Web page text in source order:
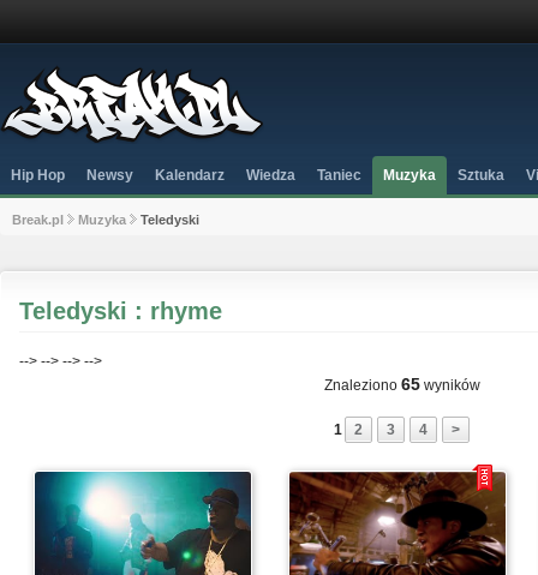
Hip Hop Newsy Kalendarz Wiedza Taniec Muzyka Sztuka
Break.pl Muzyka Teledyski
Teledyski : rhyme
--> --> --> -->
Znaleziono 65 wyników
1 2 3 4 >